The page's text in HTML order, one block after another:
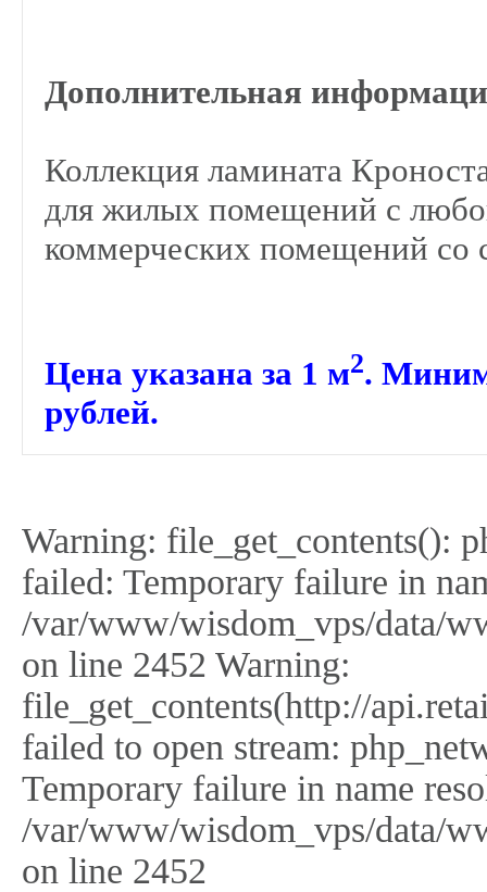
Дополнительная
Коллекция ламината
для жилых помещений с
коммерческих помещений со
Цена указана за 1 м2.
рублей.
Warning: file_get_contents():
failed: Temporary failure in
/var/www/wisdom_vps/data/
on line 2452 Warning:
file_get_contents(http://
failed to open stream:
Temporary failure in name
/var/www/wisdom_vps/data/
on line 2452